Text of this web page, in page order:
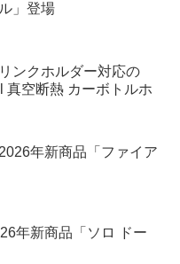
」登場
ンクホルダー対応の
真空断熱 カーボトルホ
年新商品「ファイア
年新商品「ソロ ドー